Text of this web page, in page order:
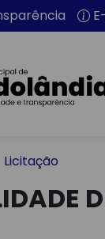
Licitação